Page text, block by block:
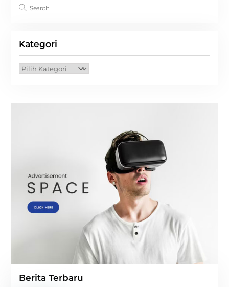
Kategori
Kategori
Berita Terbaru